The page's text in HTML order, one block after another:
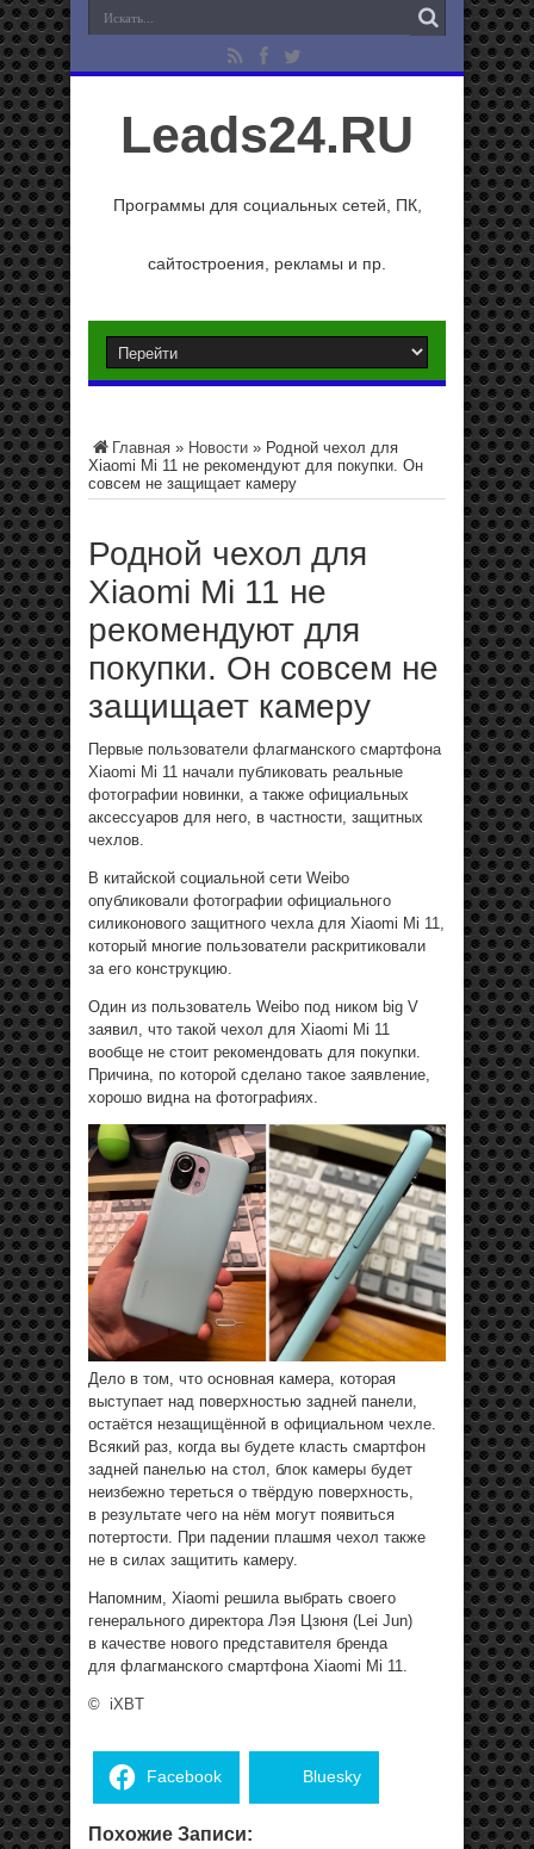
Leads24.RU
Программы для социальных сетей, ПК,
сайтостроения, рекламы и пр.
Главная » Новости » Родной чехол для
Xiaomi Mi 11 не рекомендуют для покупки. Он
совсем не защищает камеру
Родной чехол для
Xiaomi Mi 11 не
рекомендуют для
покупки. Он совсем не
защищает камеру
Первые пользователи флагманского смартфона
Xiaomi Mi 11 начали публиковать реальные
фотографии новинки, а также официальных
аксессуаров для него, в частности, защитных
чехлов.
В китайской социальной сети Weibo
опубликовали фотографии официального
силиконового защитного чехла для Xiaomi Mi 11,
который многие пользователи раскритиковали
за его конструкцию.
Один из пользователь Weibo под ником big V
заявил, что такой чехол для Xiaomi Mi 11
вообще не стоит рекомендовать для покупки.
Причина, по которой сделано такое заявление,
хорошо видна на фотографиях.
Дело в том, что основная камера, которая
выступает над поверхностью задней панели,
остаётся незащищённой в официальном чехле.
Всякий раз, когда вы будете класть смартфон
задней панелью на стол, блок камеры будет
неизбежно тереться о твёрдую поверхность,
в результате чего на нём могут появиться
потертости. При падении плашмя чехол также
не в силах защитить камеру.
Напомним, Xiaomi решила выбрать своего
генерального директора Лэя Цзюня (Lei Jun)
в качестве нового представителя бренда
для флагманского смартфона Xiaomi Mi 11.
© iXBT
Facebook Bluesky
Похожие Записи: